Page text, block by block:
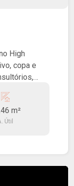
High
de uso
alta
para
m²
Útil